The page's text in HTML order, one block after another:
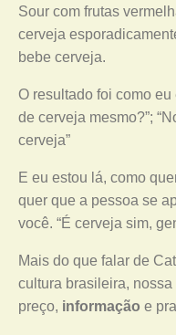
Sour com frutas
cerveja
bebe cerveja.
O resultado foi como
de cerveja mesmo?”;
cerveja”
E eu estou lá, como
quer que a pessoa se
você. “É cerveja sim,
Mais do que falar de
cultura brasileira,
preço, informação e